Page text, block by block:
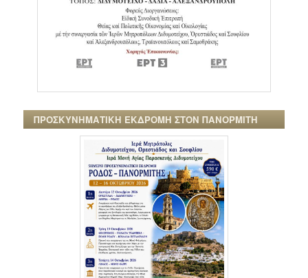
ΠΡΟΣΚΥΝΗΜΑΤΙΚΗ ΕΚΔΡΟΜΗ ΣΤΟΝ ΠΑΝΟΡΜΙΤΗ